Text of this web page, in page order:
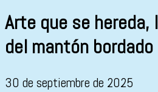
Arte que se hereda,
del mantón bordado
30 de septiembre de 2025